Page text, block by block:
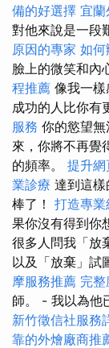
備的好選擇 宜蘭
對他來說是一段
原因的專家 如何
臉上的微笑和內
程推薦 像我一樣
成功的人比你有
服務 你的慾望
來，你將不再覺
的頻率。 提升網
業診療 達到這
棒了！ 打造專
果你沒有得到你
很多人問我「放
以及「放棄」試
摩服務推薦 完
師。 - 我以為他
新竹徵信社服務
靠的外燴廠商推